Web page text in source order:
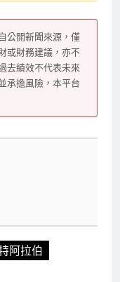
公開新聞來源，僅
或財務建議，亦不
去績效不代表未來
承擔風險，本平台
阿拉伯